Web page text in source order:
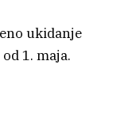
ukidanje
1. maja.